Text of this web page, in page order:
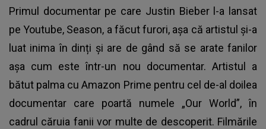
Primul documentar pe care Justin Bieber l-a lansat
pe Youtube, Season, a făcut furori, așa că artistul și-a
luat inima în dinți și are de gând să se arate fanilor
așa cum este într-un nou documentar. Artistul a
bătut palma cu Amazon Prime pentru cel de-al doilea
documentar care poartă numele „Our World”, în
cadrul căruia fanii vor multe de descoperit. Filmările